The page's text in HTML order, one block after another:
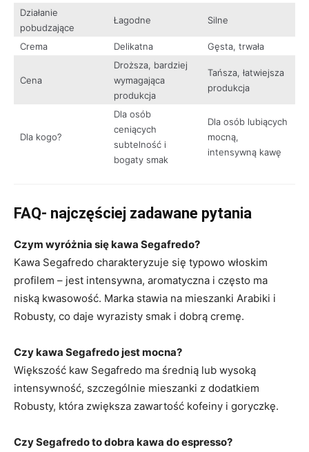
Działanie
pobudzające
Łagodne Silne
Crema Delikatna Gęsta, trwała
Cena
Droższa, bardziej
wymagająca
produkcja
Tańsza, łatwiejsza
produkcja
Dla kogo?
Dla osób
ceniących
subtelność i
bogaty smak
Dla osób lubiących
mocną,
intensywną kawę
FAQ- najczęściej zadawane pytania
Czym wyróżnia się kawa Segafredo?
Kawa Segafredo charakteryzuje się typowo włoskim
profilem – jest intensywna, aromatyczna i często ma
niską kwasowość. Marka stawia na mieszanki Arabiki i
Robusty, co daje wyrazisty smak i dobrą cremę.
Czy kawa Segafredo jest mocna?
Większość kaw Segafredo ma średnią lub wysoką
intensywność, szczególnie mieszanki z dodatkiem
Robusty, która zwiększa zawartość kofeiny i goryczkę.
Czy Segafredo to dobra kawa do espresso?